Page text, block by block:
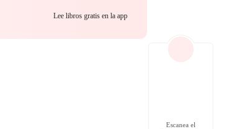
Lee libros gratis en la app
Escanea el